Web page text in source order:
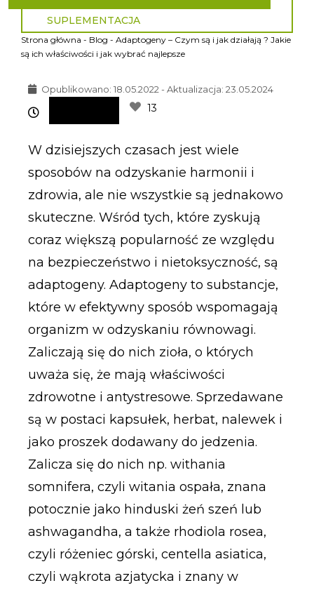
SUPLEMENTACJA
Strona główna - Blog - Adaptogeny – Czym są i jak działają ? Jakie
są ich właściwości i jak wybrać najlepsze
Opublikowano: 18.05.2022 - Aktualizacja: 23.05.2024
13
W dzisiejszych czasach jest wiele
sposobów na odzyskanie harmonii i
zdrowia, ale nie wszystkie są jednakowo
skuteczne. Wśród tych, które zyskują
coraz większą popularność ze względu
na bezpieczeństwo i nietoksyczność, są
adaptogeny. Adaptogeny to substancje,
które w efektywny sposób wspomagają
organizm w odzyskaniu równowagi.
Zaliczają się do nich zioła, o których
uważa się, że mają właściwości
zdrowotne i antystresowe. Sprzedawane
są w postaci kapsułek, herbat, nalewek i
jako proszek dodawany do jedzenia.
Zalicza się do nich np. withania
somnifera, czyli witania ospała, znana
potocznie jako hinduski żeń szeń lub
ashwagandha, a także rhodiola rosea,
czyli różeniec górski, centella asiatica,
czyli wąkrota azjatycka i znany w